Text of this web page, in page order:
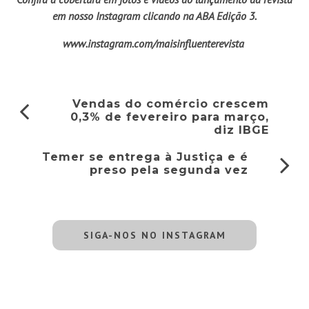
em nosso Instagram clicando na ABA Edição 3.
www.instagram.com/maisinfluenterevista
Vendas do comércio crescem
0,3% de fevereiro para março,
diz IBGE
Temer se entrega à Justiça e é
preso pela segunda vez
SIGA-NOS NO INSTAGRAM